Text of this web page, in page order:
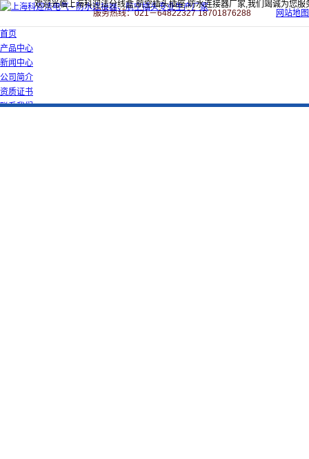
欢迎光临上海科迎法分线盒,航空插头插座,防水连接器厂家,我们竭诚为您服
服务热线：021－64822327 18701876288
网站地图
首页
产品中心
新闻中心
公司简介
资质证书
联系我们